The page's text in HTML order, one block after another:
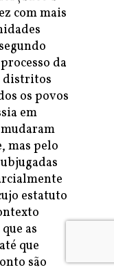
com mais
da
distritos
os povos
em
mas pelo
estatuto
as
que
são